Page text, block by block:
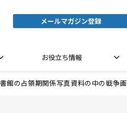
メールマガジン登録
お役立ち情報
館の占領期関係写真資料の中の戦争画